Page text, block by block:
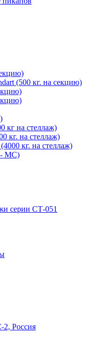
(500 кг. на секцию)
кг на стеллаж)
кг. на стеллаж)
кг. на стеллаж)
- МС)
серии СТ-051
2, Россия